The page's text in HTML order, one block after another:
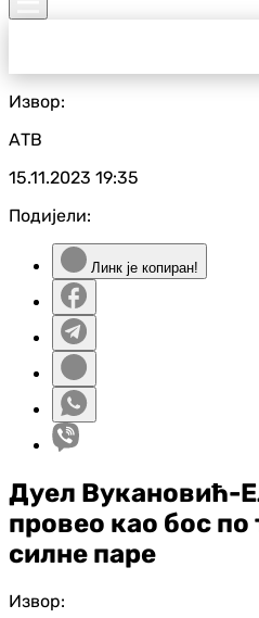
Извор:
АТВ
15.11.2023 19:35
Подијели:
Линк је копиран!
Дуел Вукановић-
провео као бос по
силне паре
Извор: